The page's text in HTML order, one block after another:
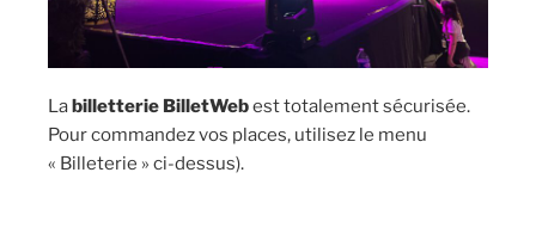
Labilletterie BilletWebest totalement sécurisée.
Pour commandez vos places, utilisez le menu
« Billeterie » ci-dessus).